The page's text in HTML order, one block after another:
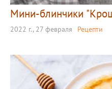
Мини-блинчики
2022 г., 27 февраля Рецепти